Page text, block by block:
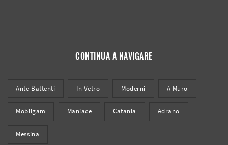
CONTINUA A NAVIGARE
Ante Battenti In Vetro Moderni A Muro
Mobilgam Maniace Catania Adrano
Messina